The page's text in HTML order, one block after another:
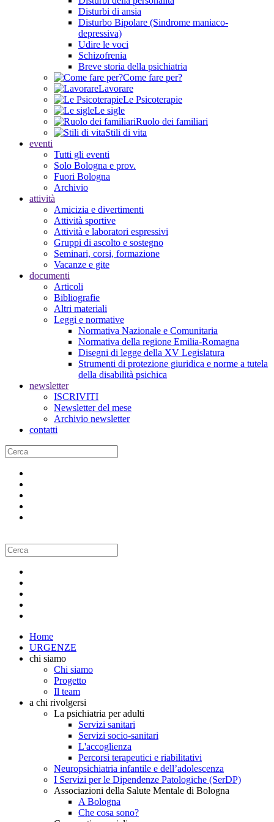
Disturbi di ansia
Disturbo Bipolare (Sindrome maniaco-
depressiva)
Udire le voci
Schizofrenia
Breve storia della psichiatria
Come fare per?
Lavorare
Le Psicoterapie
Le sigle
Ruolo dei familiari
Stili di vita
eventi
Tutti gli eventi
Solo Bologna e prov.
Fuori Bologna
Archivio
attività
Amicizia e divertimenti
Attività sportive
Attività e laboratori espressivi
Gruppi di ascolto e sostegno
Seminari, corsi, formazione
Vacanze e gite
documenti
Articoli
Bibliografie
Altri materiali
Leggi e normative
Normativa Nazionale e Comunitaria
Normativa della regione Emilia-Romagna
Disegni di legge della XV Legislatura
Strumenti di protezione giuridica e norme a tutela
della disabilità psichica
newsletter
ISCRIVITI
Newsletter del mese
Archivio newsletter
contatti
Home
URGENZE
chi siamo
Chi siamo
Progetto
Il team
a chi rivolgersi
La psichiatria per adulti
Servizi sanitari
Servizi socio-sanitari
L'accoglienza
Percorsi terapeutici e riabilitativi
Neuropsichiatria infantile e dell’adolescenza
I Servizi per le Dipendenze Patologiche (SerDP)
Associazioni della Salute Mentale di Bologna
A Bologna
Che cosa sono?